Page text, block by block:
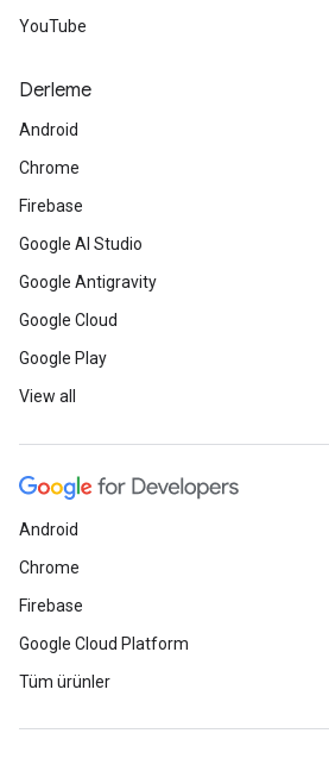
YouTube
Derleme
Android
Chrome
Firebase
Google AI Studio
Google Antigravity
Google Cloud
Google Play
View all
Android
Chrome
Firebase
Google Cloud Platform
Tüm ürünler